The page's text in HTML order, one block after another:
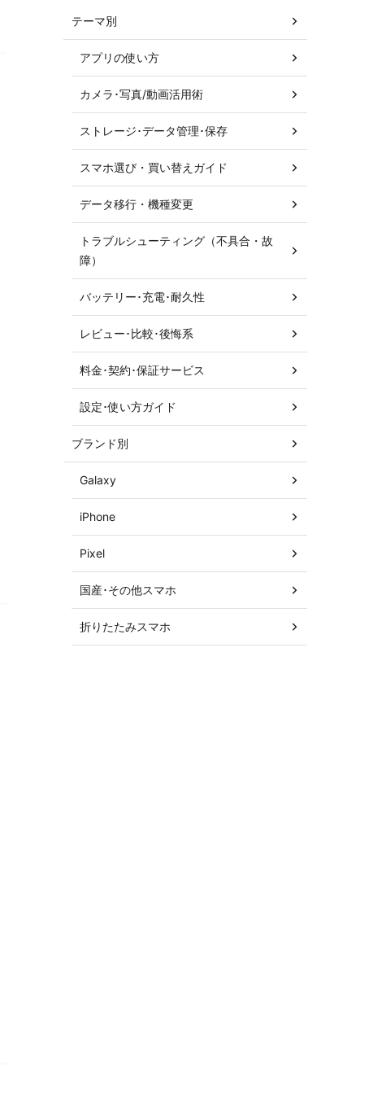
テーマ別
アプリの使い方
カメラ･写真/動画活用術
ストレージ･データ管理･保存
スマホ選び・買い替えガイド
データ移行・機種変更
トラブルシューティング（不具合・故
障）
バッテリー･充電･耐久性
レビュー･比較･後悔系
料金･契約･保証サービス
設定･使い方ガイド
ブランド別
Galaxy
iPhone
Pixel
国産･その他スマホ
折りたたみスマホ